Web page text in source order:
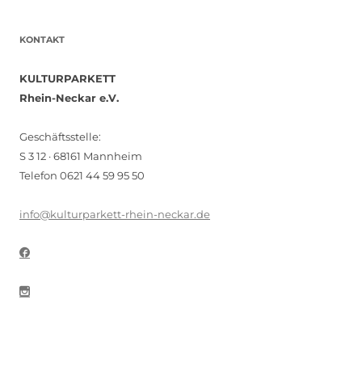
KONTAKT
KULTURPARKETT
Rhein-Neckar e.V.
Geschäftsstelle:
S 3 12 · 68161 Mannheim
Telefon 0621 44 59 95 50
info@kulturparkett-rhein-neckar.de